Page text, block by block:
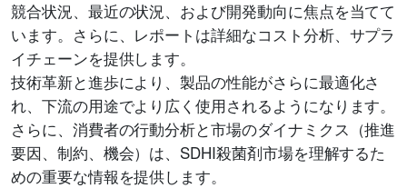
競合状況、最近の状況、および開発動向に焦点を当てて
います。さらに、レポートは詳細なコスト分析、サプラ
イチェーンを提供します。
技術革新と進歩により、製品の性能がさらに最適化さ
れ、下流の用途でより広く使用されるようになります。
さらに、消費者の行動分析と市場のダイナミクス（推進
要因、制約、機会）は、SDHI殺菌剤市場を理解するた
めの重要な情報を提供します。